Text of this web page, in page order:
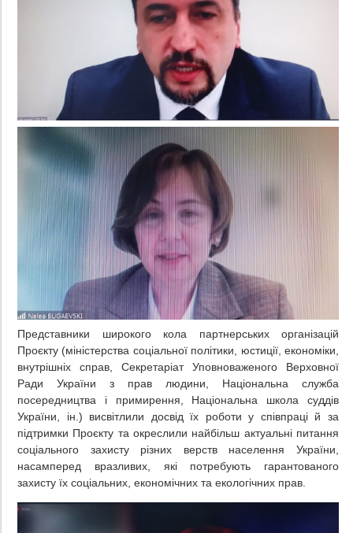
Представники широкого кола партнерських організацій
Проєкту (міністерства соціальної політики, юстиції, економіки,
внутрішніх справ, Секретаріат Уповноваженого Верховної
Ради України з прав людини, Національна служба
посередництва і примирення, Національна школа суддів
України, ін.) висвітлили досвід їх роботи у співпраці й за
підтримки Проєкту та окреслили найбільш актуальні питання
соціального захисту різних верств населення України,
насамперед вразливих, які потребують гарантованого
захисту їх соціальних, економічних та екологічних прав.